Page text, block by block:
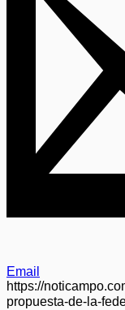
Email
https://
propuesta-de-la-